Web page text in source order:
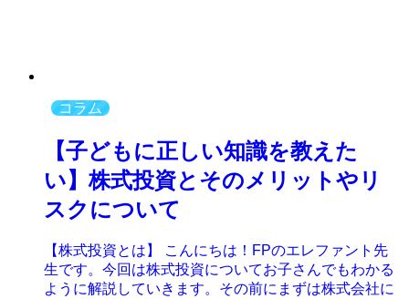
コラム
【子どもに正しい知識を教えた
い】株式投資とそのメリットやリ
スクについて
【株式投資とは】 こんにちは！FPのエレファント先
生です。今回は株式投資についてお子さんでもわかる
ように解説していきます。その前にまずは株式会社に